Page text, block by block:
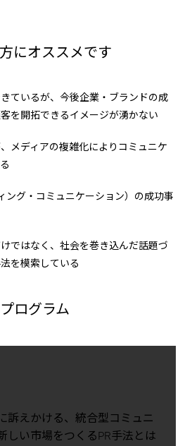
にオススメです
ているが、今後企業・ブランドの成
を開拓できるイメージが湧かない
メディアの複雑化によりコミュニケ
ング・コミュニケーション）の成功事
ではなく、社会を巻き込んだ話題づ
を模索している
プログラム
訴えかける、統合型コミュニ
しい市場をつくるPR手法とは